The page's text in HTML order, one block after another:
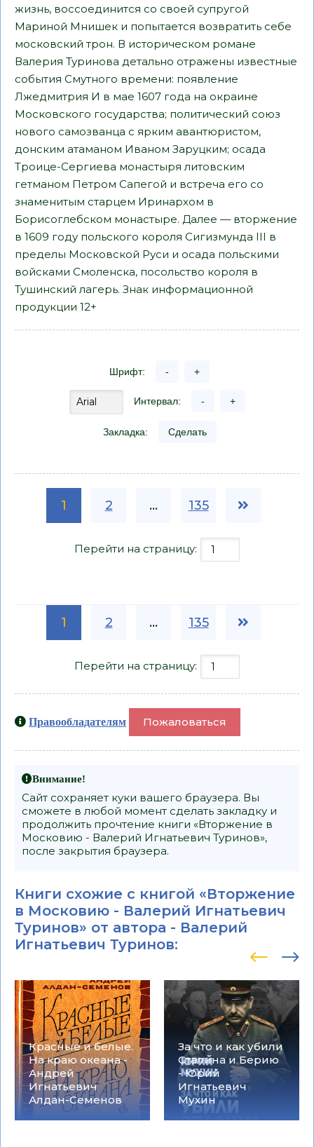
жизнь, воссоединится со своей супругой
Мариной Мнишек и попытается возвратить себе
московский трон. В историческом романе
Валерия Туринова детально отражены известные
события Смутного времени: появление
Лжедмитрия И в мае 1607 года на окраине
Московского государства; политический союз
нового самозванца с ярким авантюристом,
донским атаманом Иваном Заруцким; осада
Троице-Сергиева монастыря литовским
гетманом Петром Сапегой и встреча его со
знаменитым старцем Иринархом в
Борисоглебском монастыре. Далее — вторжение
в 1609 году польского короля Сигизмунда III в
пределы Московской Руси и осада польскими
войсками Смоленска, посольство короля в
Тушинский лагерь. Знак информационной
продукции 12+
Шрифт: - +
Интервал: - +
Закладка: Сделать
1 2 ... 135
Перейти на страницу:
1 2 ... 135
Перейти на страницу:
Правообладателям Пожаловаться
Внимание!
Сайт сохраняет куки вашего браузера. Вы
сможете в любой момент сделать закладку и
продолжить прочтение книги «Вторжение в
Московию - Валерий Игнатьевич Туринов»,
после закрытия браузера.
Книги схожие с книгой «Вторжение
в Московию - Валерий Игнатьевич
Туринов» от автора - Валерий
Игнатьевич Туринов:
Красные и белые.
На краю океана -
Андрей
Игнатьевич
Алдан-Семенов
За что и как убили
Сталина и Берию
- Юрий
Игнатьевич
Мухин